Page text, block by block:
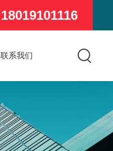
18019101116
联系我们